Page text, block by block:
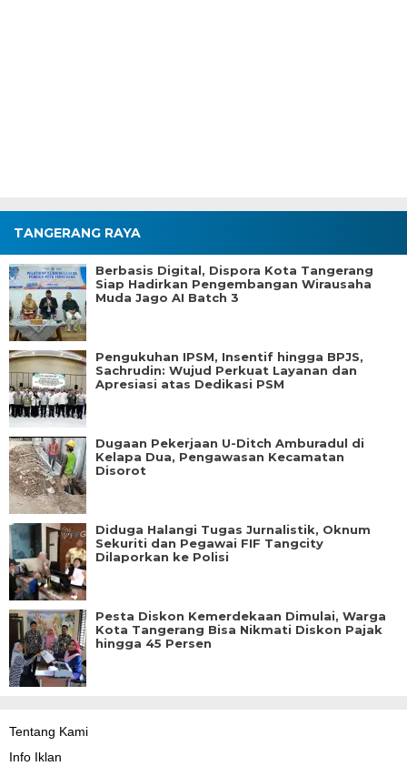
TANGERANG RAYA
Berbasis Digital, Dispora Kota Tangerang
Siap Hadirkan Pengembangan Wirausaha
Muda Jago AI Batch 3
Pengukuhan IPSM, Insentif hingga BPJS,
Sachrudin: Wujud Perkuat Layanan dan
Apresiasi atas Dedikasi PSM
Dugaan Pekerjaan U-Ditch Amburadul di
Kelapa Dua, Pengawasan Kecamatan
Disorot
Diduga Halangi Tugas Jurnalistik, Oknum
Sekuriti dan Pegawai FIF Tangcity
Dilaporkan ke Polisi
Pesta Diskon Kemerdekaan Dimulai, Warga
Kota Tangerang Bisa Nikmati Diskon Pajak
hingga 45 Persen
Tentang Kami
Info Iklan